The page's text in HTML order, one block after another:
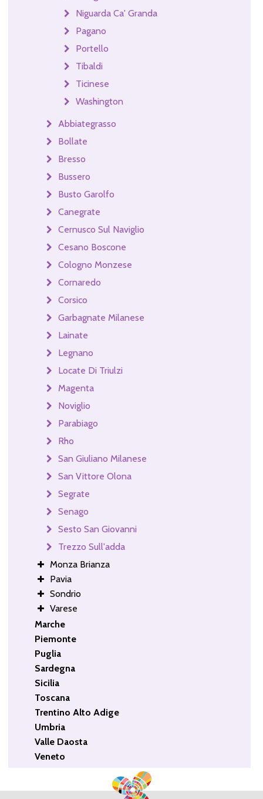
Niguarda Ca' Granda
Pagano
Portello
Tibaldi
Ticinese
Washington
Abbiategrasso
Bollate
Bresso
Bussero
Busto Garolfo
Canegrate
Cernusco Sul Naviglio
Cesano Boscone
Cologno Monzese
Cornaredo
Corsico
Garbagnate Milanese
Lainate
Legnano
Locate Di Triulzi
Magenta
Noviglio
Parabiago
Rho
San Giuliano Milanese
San Vittore Olona
Segrate
Senago
Sesto San Giovanni
Trezzo Sull'adda
Monza Brianza
Pavia
Sondrio
Varese
Marche
Piemonte
Puglia
Sardegna
Sicilia
Toscana
Trentino Alto Adige
Umbria
Valle Daosta
Veneto